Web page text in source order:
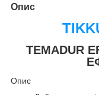
Опис
TEMADUR
Опис